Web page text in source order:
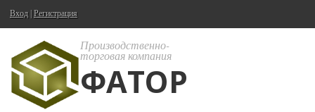
Вход Регистрация
Производственно-
торговая компания
ФАТОР